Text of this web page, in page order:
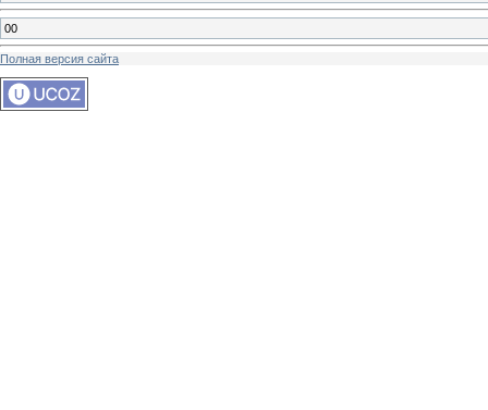
00
Полная версия сайта